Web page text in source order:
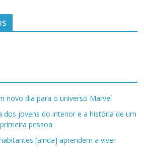
novo dia para o universo Marvel
dos jovens do interior e a história de um
pessoa
[ainda] aprendem a viver